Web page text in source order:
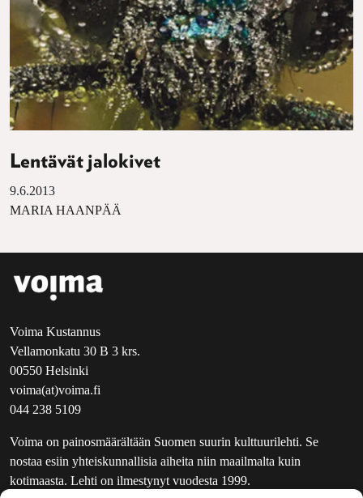
Lentävät jalokivet
9.6.2013
MARIA HAANPÄÄ
Voima Kustannus
Vellamonkatu 30 B 3 krs.
00550 Helsinki
voima(at)voima.fi
044 238 5109
Voima on painosmäärältään Suomen suurin kulttuurilehti. Se
nostaa esiin yhteiskunnallisia aiheita niin maailmalta kuin
kotimaasta. Lehti on ilmestynyt vuodesta 1999.